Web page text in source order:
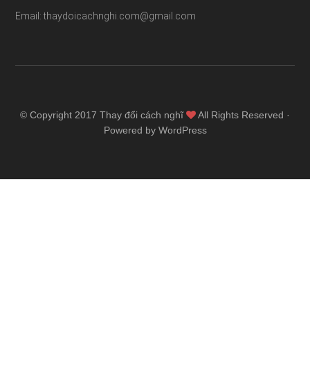
Email: thaydoicachnghi.com@gmail.com
© Copyright 2017 Thay đổi cách nghĩ
All Rights Reserved ·
Powered by WordPress